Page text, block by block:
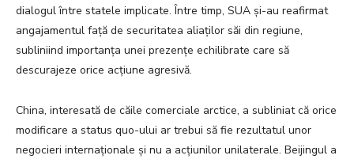
dialogul între statele implicate. Între timp, SUA și-au reafirmat
angajamentul față de securitatea aliaților săi din regiune,
subliniind importanța unei prezențe echilibrate care să
descurajeze orice acțiune agresivă.
China, interesată de căile comerciale arctice, a subliniat că orice
modificare a status quo-ului ar trebui să fie rezultatul unor
negocieri internaționale și nu a acțiunilor unilaterale. Beijingul a